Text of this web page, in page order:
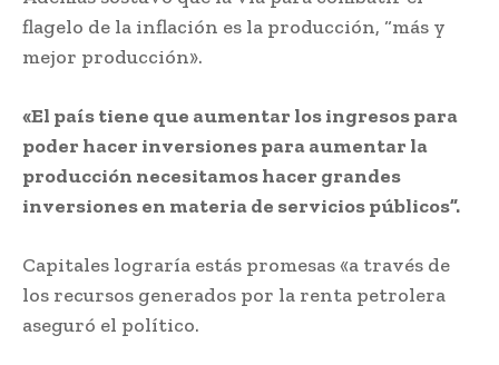
flagelo de la inflación es la producción, “más y
mejor producción».
«El país tiene que aumentar los ingresos para
poder hacer inversiones para aumentar la
producción necesitamos hacer grandes
inversiones en materia de servicios públicos”.
Capitales lograría estás promesas «a través de
los recursos generados por la renta petrolera
aseguró el político.